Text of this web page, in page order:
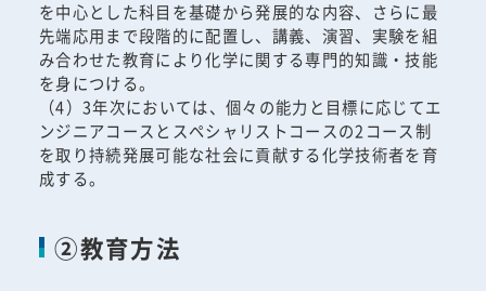
を中心とした科目を基礎から発展的な内容、さらに最
先端応用まで段階的に配置し、講義、演習、実験を組
み合わせた教育により化学に関する専門的知識・技能
を身につける。
（4）3年次においては、個々の能力と目標に応じてエ
ンジニアコースとスペシャリストコースの2コース制
を取り持続発展可能な社会に貢献する化学技術者を育
成する。
②教育方法